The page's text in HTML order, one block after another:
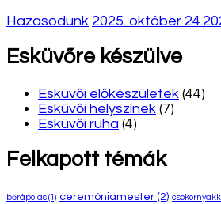
Hazasodunk 2025. október 24.
Esküvőre készülve
Esküvői előkészületek (44)
Esküvői helyszínek (7)
Esküvői ruha (4)
Felkapott témák
bőrápolás(1) ceremóniamester (2)